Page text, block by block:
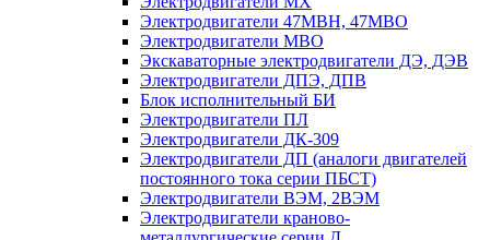
Электродвигатели 47MBH, 47МВО
Электродвигатели MBO
Экскаваторные электродвигатели ДЭ, ДЭВ
Электродвигатели ДПЭ, ДПВ
Блок исполнительный БИ
Электродвигатели ПЛ
Электродвигатели ДК-309
Электродвигатели ДП (аналоги двигателей
постоянного тока серии ПБСТ)
Электродвигатели ВЭМ, 2ВЭМ
Электродвигатели краново-